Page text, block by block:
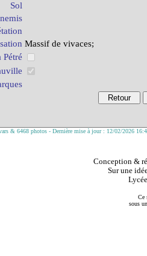
Sol
Massif de vivaces;
Pétré
& 6468 photos - Dernière mise à jour : 12/02/2026
Conception &
Sur une
Ce
sous